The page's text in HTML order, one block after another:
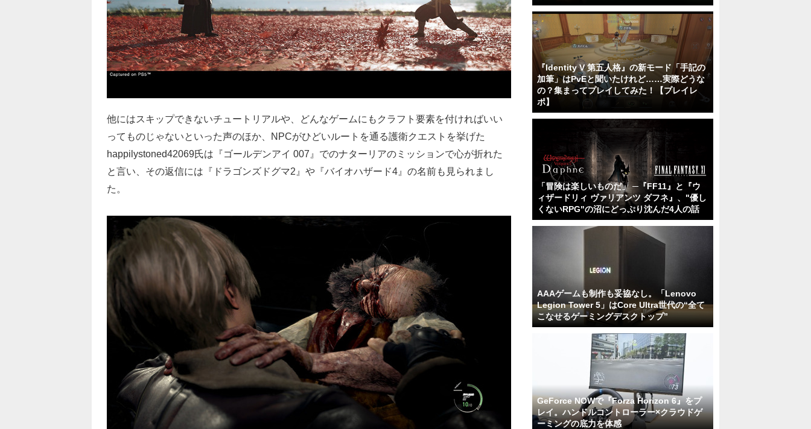
他にはスキップできないチュートリアルや、どんなゲームにもクラフト要素を付ければいい
ってものじゃないといった声のほか、NPCがひどいルートを通る護衛クエストを挙げた
happilystoned42069氏は『ゴールデンアイ 007』でのナターリアのミッションで心が折れた
と言い、その返信には『ドラゴンズドグマ2』や『バイオハザード4』の名前も見られまし
た。
『Identity V 第五人格』の新モード「手記の
加筆」はPvEと聞いたけれど……実際どうな
の？集まってプレイしてみた！【プレイレ
ポ】
「冒険は楽しいものだ」 ─『FF11』と『ウ
ィザードリィ ヴァリアンツ ダフネ』、"優し
くないRPG"の沼にどっぷり沈んだ4人の話
AAAゲームも制作も妥協なし。「Lenovo
Legion Tower 5」はCore Ultra世代の“全て
こなせるゲーミングデスクトップ”
GeForce NOWで『Forza Horizon 6』をプ
レイ。ハンドルコントローラー×クラウドゲ
ーミングの底力を体感